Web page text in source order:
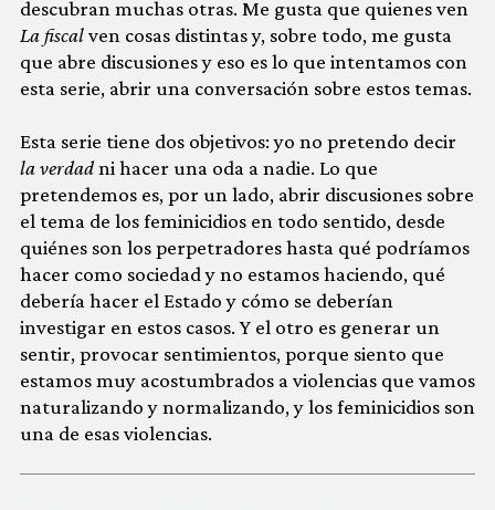
descubran muchas otras. Me gusta que quienes ven
La fiscalven cosas distintas y, sobre todo, me gusta
que abre discusiones y eso es lo que intentamos con
esta serie, abrir una conversación sobre estos temas.
Esta serie tiene dos objetivos: yo no pretendo decir
la verdadni hacer una oda a nadie. Lo que
pretendemos es, por un lado, abrir discusiones sobre
el tema de los feminicidios en todo sentido, desde
quiénes son los perpetradores hasta qué podríamos
hacer como sociedad y no estamos haciendo, qué
debería hacer el Estado y cómo se deberían
investigar en estos casos. Y el otro es generar un
sentir, provocar sentimientos, porque siento que
estamos muy acostumbrados a violencias que vamos
naturalizando y normalizando, y los feminicidios son
una de esas violencias.